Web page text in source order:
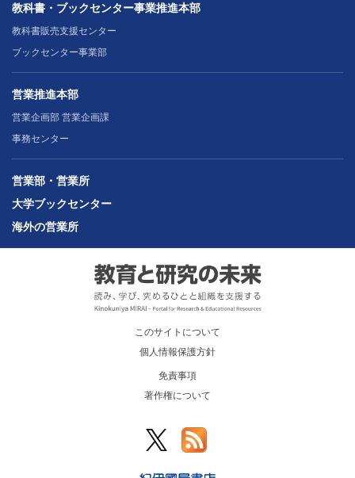
教科書・ブックセンター事業推進本部
教科書販売支援センター
ブックセンター事業部
営業推進本部
営業企画部 営業企画課
事務センター
営業部・営業所
大学ブックセンター
海外の営業所
このサイトについて
個人情報保護方針
免責事項
著作権について